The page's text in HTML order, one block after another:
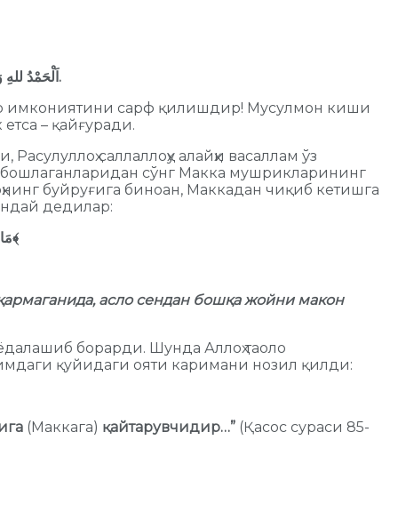
اَلْحَمْدُوَالسَّلاَمُ عَلَى رَسُولِهِ الْمُصْطَفَى، وَعَلَى آلِهِ وَصَحْبِهِ أجْمَعِينَ، أَمَّا بَعْدُ.
имкониятини сарф қилишдир! Мусулмон киши
– қайғуради.
саллаллоҳу алайҳи васаллам ўз
сўнг Макка мушрикларининг
буйруғига биноан, Маккадан чиқиб кетишга
дедилар:
﴾
асло сендан бошқа жойни макон
борарди. Шунда Аллоҳ таоло
қуйидаги ояти каримани нозил қилди:
(Маккага) қайтарувчидир…” (Қасос сураси 85-